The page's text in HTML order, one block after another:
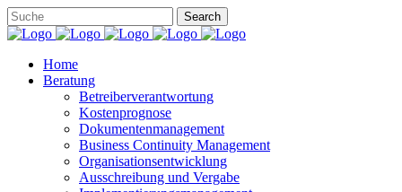
Home
Beratung
Betreiberverantwortung
Kostenprognose
Dokumentenmanagement
Business Continuity Management
Organisationsentwicklung
Ausschreibung und Vergabe